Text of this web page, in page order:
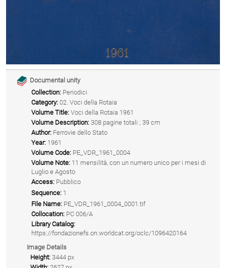
Documental unity
Collection: Periodici
Category: 02. Voci della Rotaia
Volume Title: Voci della Rotaia 1961
Volume Description: 308 pagine totali ; 39 cm
Author: Ferrovie dello Stato
Year: 1961
Volume Code: PE_VDR_1961_0004
Volume Note: 11 mensilità, con un numero unico per i mesi di
Luglio e Agosto
Access: Pubblico
Sequence: 1
File Name: PE_VDR_1961_0004_0001.tif
Collocation: PC 006/A
Library Catalog:
https://fondazionefs.on.worldcat.org/oclc/1096420164
Image Details
Height: 3444 px